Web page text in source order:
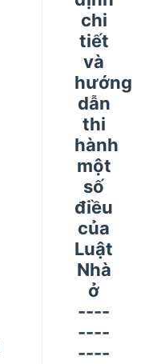
chi
tiết
và
hướng
dẫn
thi
hành
một
số
điều
của
Luật
Nhà
ở
----
----
----